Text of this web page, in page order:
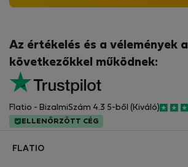
Az értékelés és a vélemények a
következőkkel működnek:
Flatio - BizalmiSzám 4.3 5-ből (Kiváló)
ELLENŐRZÖTT CÉG
FLATIO